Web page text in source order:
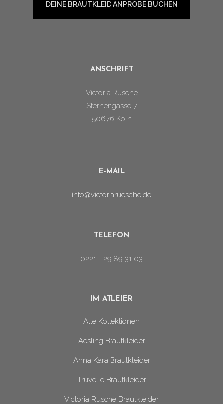
DEINE BRAUTKLEID ANPROBE BUCHEN
ANSCHRIFT
Victoria Rüsche
Sternengasse 7
50676 Köln
E-MAIL
info@victoriaruesche.de
TELEFON
0221 - 29 89 31 03
IM ATLEIER
Alle Kollektionen
Aesling Brautkleider
Anna Kara Brautkleider
Truvelle Brautkleider
Victoria Rüsche Brautkleider